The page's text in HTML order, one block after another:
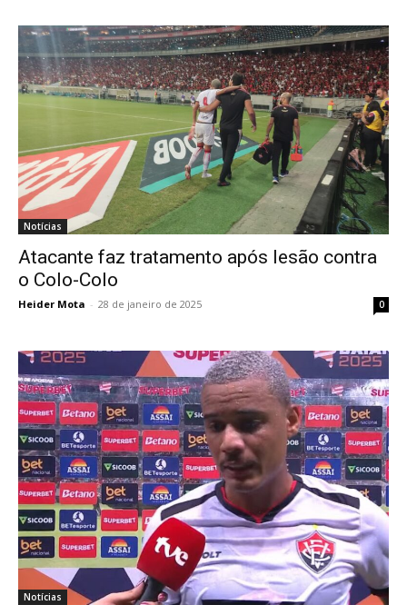
Notícias
Atacante faz tratamento após lesão contra
o Colo-Colo
Heider Mota - 28 de janeiro de 2025 0
Notícias